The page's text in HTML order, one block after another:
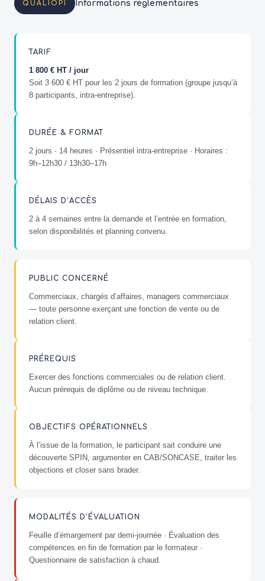
QUALIOPI Informations réglementaires
TARIF
1 800 € HT / jour
Soit 3 600 € HT pour les 2 jours de formation (groupe jusqu’à
8 participants, intra-entreprise).
DURÉE & FORMAT
2 jours · 14 heures · Présentiel intra-entreprise · Horaires :
9h–12h30 / 13h30–17h
DÉLAIS D’ACCÈS
2 à 4 semaines entre la demande et l’entrée en formation,
selon disponibilités et planning convenu.
PUBLIC CONCERNÉ
Commerciaux, chargés d’affaires, managers commerciaux
— toute personne exerçant une fonction de vente ou de
relation client.
PRÉREQUIS
Exercer des fonctions commerciales ou de relation client.
Aucun prérequis de diplôme ou de niveau technique.
OBJECTIFS OPÉRATIONNELS
À l’issue de la formation, le participant sait conduire une
découverte SPIN, argumenter en CAB/SONCASE, traiter les
objections et closer sans brader.
MODALITÉS D’ÉVALUATION
Feuille d’émargement par demi-journée · Évaluation des
compétences en fin de formation par le formateur ·
Questionnaire de satisfaction à chaud.